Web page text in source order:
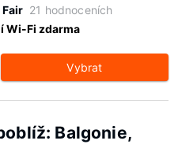
Fair 21 hodnoceních
Wi-Fi zdarma
Vybrat
Balgonie,